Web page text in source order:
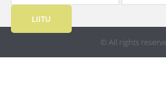
LIITU
© All rights